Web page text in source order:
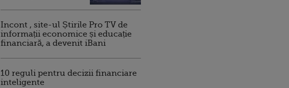
Incont , site-ul Știrile Pro TV de
informații economice și educație
financiară, a devenit iBani
10 reguli pentru decizii financiare
inteligente